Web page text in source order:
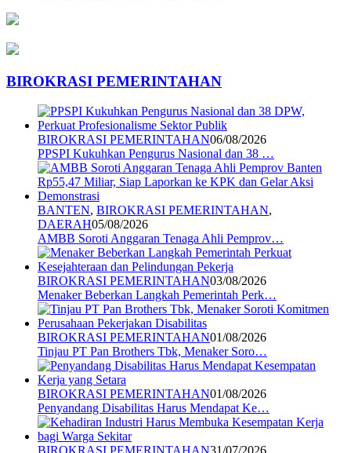
BIROKRASI PEMERINTAHAN
BIROKRASI PEMERINTAHAN06/08/2026
PPSPI Kukuhkan Pengurus Nasional dan 38 …
BANTEN, BIROKRASI PEMERINTAHAN,
DAERAH05/08/2026
AMBB Soroti Anggaran Tenaga Ahli Pemprov…
BIROKRASI PEMERINTAHAN03/08/2026
Menaker Beberkan Langkah Pemerintah Perk…
BIROKRASI PEMERINTAHAN01/08/2026
Tinjau PT Pan Brothers Tbk, Menaker Soro…
BIROKRASI PEMERINTAHAN01/08/2026
Penyandang Disabilitas Harus Mendapat Ke…